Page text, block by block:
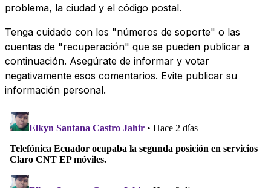
problema, la ciudad y el código postal.
Tenga cuidado con los "números de soporte" o las
cuentas de "recuperación" que se pueden publicar a
continuación. Asegúrate de informar y votar
negativamente esos comentarios. Evite publicar su
información personal.